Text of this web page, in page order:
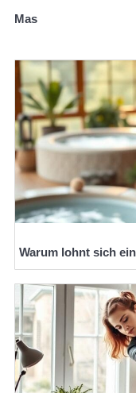
Mas
Warum lohnt sich